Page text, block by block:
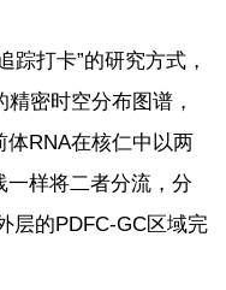
踪打卡”的研究方式，
密时空分布图谱，
RNA在核仁中以两
样将二者分流，分
层的PDFC-GC区域完